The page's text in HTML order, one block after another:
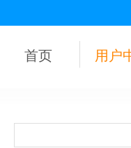
首页 用户